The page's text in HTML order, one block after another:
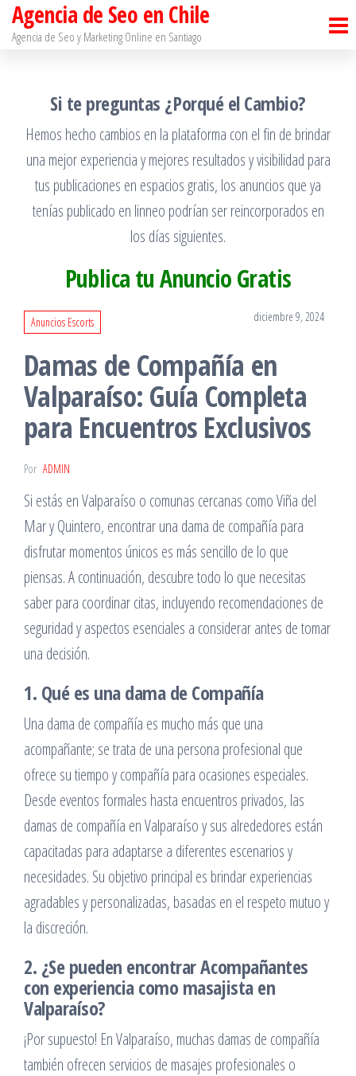
SaltarAgencia de Seo en Chile
Agencia de Seo y Marketing Online en Santiago​
Si te preguntas ¿Porqué el Cambio?
Hemos hecho cambios en la plataforma con el fin de brindar
una mejor experiencia y mejores resultados y visibilidad para
tus publicaciones en espacios gratis, los anuncios que ya
tenías publicado en linneo podrían ser reincorporados en
los días siguientes.
Publica tu Anuncio Gratis
Anuncios Escorts diciembre 9, 2024
Damas de Compañía en
Valparaíso: Guía Completa
para Encuentros Exclusivos
Por ADMIN
Si estás en Valparaíso o comunas cercanas como Viña del
Mar y Quintero, encontrar una dama de compañía para
disfrutar momentos únicos es más sencillo de lo que
piensas. A continuación, descubre todo lo que necesitas
saber para coordinar citas, incluyendo recomendaciones de
seguridad y aspectos esenciales a considerar antes de tomar
una decisión.
1. Qué es una dama de Compañía
Una dama de compañía es mucho más que una
acompañante; se trata de una persona profesional que
ofrece su tiempo y compañía para ocasiones especiales.
Desde eventos formales hasta encuentros privados, las
damas de compañía en Valparaíso y sus alrededores están
capacitadas para adaptarse a diferentes escenarios y
necesidades. Su objetivo principal es brindar experiencias
agradables y personalizadas, basadas en el respeto mutuo y
la discreción.
2. ¿Se pueden encontrar Acompañantes
con experiencia como masajista en
Valparaíso?
¡Por supuesto! En Valparaíso, muchas damas de compañía
también ofrecen servicios de masajes profesionales o